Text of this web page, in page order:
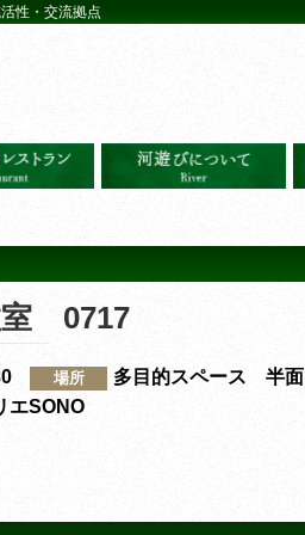
性・交流拠点
室 0717
場所 多目的スペース 半面
エSONO